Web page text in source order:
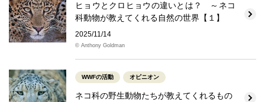
ヒョウとクロヒョウの違いとは？ ～ネコ
科動物が教えてくれる自然の世界【１】
2025/11/14
© Anthony Goldman
WWFの活動 オピニオン
ネコ科の野生動物たちが教えてくれるもの